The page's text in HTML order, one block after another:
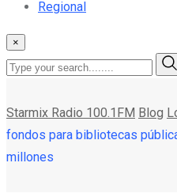
Regional
×
Starmix Radio 100.1FM Blog
fondos para bibliotecas
millones